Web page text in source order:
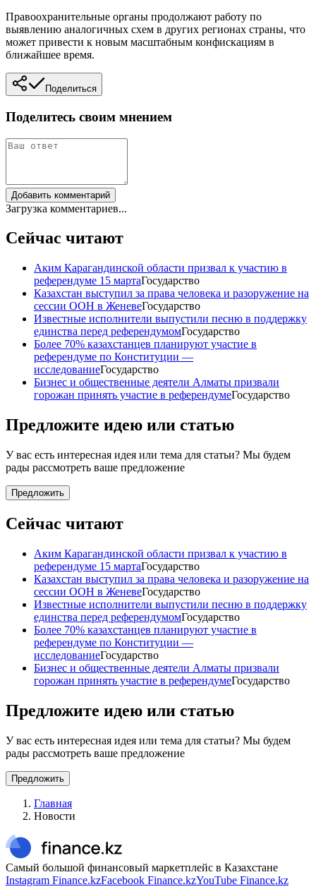
Правоохранительные органы продолжают работу по
выявлению аналогичных схем в других регионах страны, что
может привести к новым масштабным конфискациям в
ближайшее время.
Поделиться
Поделитесь своим мнением
Добавить комментарий
Загрузка комментариев...
Сейчас читают
Аким Карагандинской области призвал к участию в
референдуме 15 мартаГосударство
Казахстан выступил за права человека и разоружение на
сессии ООН в ЖеневеГосударство
Известные исполнители выпустили песню в поддержку
единства перед референдумомГосударство
Более 70% казахстанцев планируют участие в
референдуме по Конституции —
исследованиеГосударство
Бизнес и общественные деятели Алматы призвали
горожан принять участие в референдумеГосударство
Предложите идею или статью
У вас есть интересная идея или тема для статьи? Мы будем
рады рассмотреть ваше предложение
Предложить
Сейчас читают
Аким Карагандинской области призвал к участию в
референдуме 15 мартаГосударство
Казахстан выступил за права человека и разоружение на
сессии ООН в ЖеневеГосударство
Известные исполнители выпустили песню в поддержку
единства перед референдумомГосударство
Более 70% казахстанцев планируют участие в
референдуме по Конституции —
исследованиеГосударство
Бизнес и общественные деятели Алматы призвали
горожан принять участие в референдумеГосударство
Предложите идею или статью
У вас есть интересная идея или тема для статьи? Мы будем
рады рассмотреть ваше предложение
Предложить
Главная
Новости
Самый большой финансовый маркетплейс в Казахстане
Instagram Finance.kzFacebook Finance.kzYouTube Finance.kz